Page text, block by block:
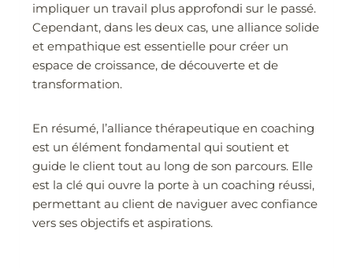
impliquer un travail plus approfondi sur le passé.
Cependant, dans les deux cas, une alliance solide
et empathique est essentielle pour créer un
espace de croissance, de découverte et de
transformation.
En résumé, l’alliance thérapeutique en coaching
est un élément fondamental qui soutient et
guide le client tout au long de son parcours. Elle
est la clé qui ouvre la porte à un coaching réussi,
permettant au client de naviguer avec confiance
vers ses objectifs et aspirations.